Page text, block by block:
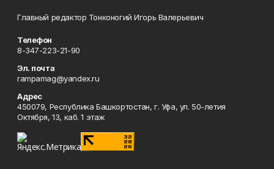
Главный редактор Тонконогий Игорь Валерьевич
Телефон
8-347-223-21-90
Эл. почта
rampamag@yandex.ru
Адрес
450079, Республика Башкортостан, г. Уфа, ул. 50-летия
Октября, 13, каб. 1 этаж